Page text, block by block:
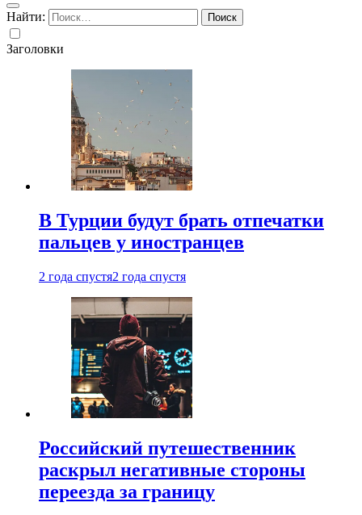
Найти:
Заголовки
В Турции будут брать отпечатки
пальцев у иностранцев
2 года спустя2 года спустя
Российский путешественник
раскрыл негативные стороны
переезда за границу